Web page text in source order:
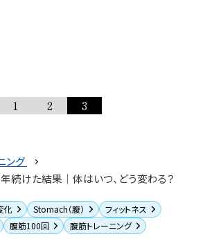
1 2 3
ング
続けた結果｜体はいつ、どう変わる？
化 Stomach（腹）
フィットネス
腹筋100回
腹筋トレーニング